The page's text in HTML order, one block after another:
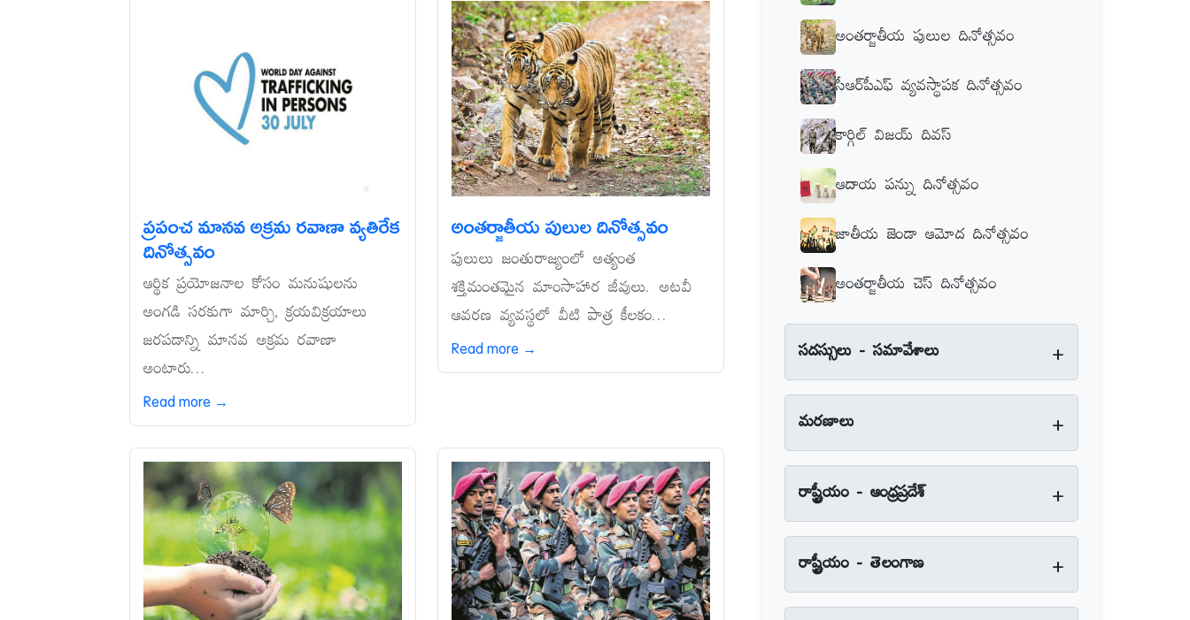
ప్రపంచ మానవ అక్రమ రవాణా వ్యతిరేక
దినోత్సవం
ఆర్థిక ప్రయోజనాల కోసం మనుషులను
అంగడి సరకుగా మార్చి, క్రయవిక్రయాలు
జరపడాన్ని మానవ అక్రమ రవాణా
అంటారు...
Read more →
అంతర్జాతీయ పులుల దినోత్సవం
పులులు జంతురాజ్యంలో అత్యంత
శక్తిమంతమైన మాంసాహార జీవులు. అటవీ
ఆవరణ వ్యవస్థలో వీటి పాత్ర కీలకం...
Read more →
అంతర్జాతీయ పులుల దినోత్సవం
సీఆర్‌పీఎఫ్‌ వ్యవస్థాపక దినోత్సవం
కార్గిల్‌ విజయ్‌ దివస్‌
ఆదాయ పన్ను దినోత్సవం
జాతీయ జెండా ఆమోద దినోత్సవం
అంతర్జాతీయ చెస్‌ దినోత్సవం
సదస్సులు - సమావేశాలు +
మరణాలు +
రాష్ట్రీయం - ఆంధ్రప్రదేశ్‌ +
రాష్ట్రీయం - తెలంగాణ +